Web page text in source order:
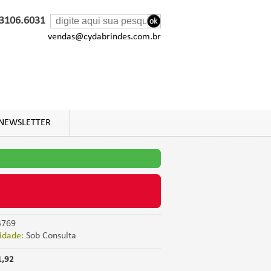
vendas@cydabrindes.com.br
NEWSLETTER
Sob Consulta